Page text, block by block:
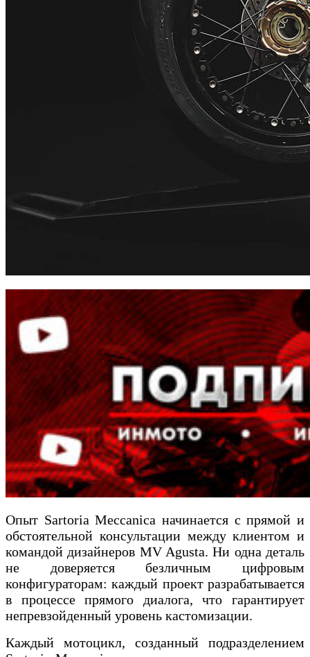
Опыт Sartoria Meccanica начинается с прямой и
обстоятельной консультации между клиентом и
командой дизайнеров MV Agusta. Ни одна деталь
не доверяется безличным цифровым
конфигураторам: каждый проект разрабатывается
в процессе прямого диалога, что гарантирует
непревзойденный уровень кастомизации.
Каждый мотоцикл, созданный подразделением